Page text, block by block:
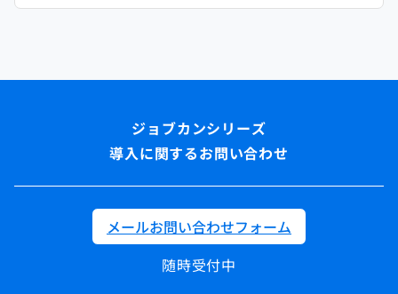
導入に関するお問い合わせ
メールお問い合わせフォーム
随時受付中